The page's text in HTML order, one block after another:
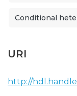
Conditional
URI
http://